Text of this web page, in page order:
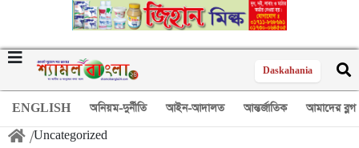
Daskahania
ENGLISH অনিয়ম-দুর্নীতি আইন-আদালত আন্তর্জাতিক আমাদের ব্লগ
/Uncategorized